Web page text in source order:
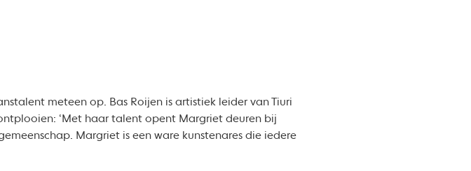
meteen op. Bas Roijen is artistiek leider van Tiuri
‘Met haar talent opent Margriet deuren bij
Margriet is een ware kunstenares die iedere